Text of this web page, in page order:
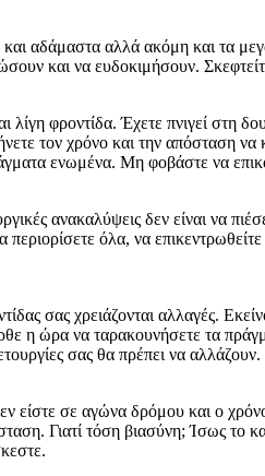
και αδάμαστα αλλά ακόμη και τα
και να ευδοκιμήσουν.
λίγη φροντίδα. Έχετε πνιγεί στη
τον χρόνο και την απόσταση
ενωμένα. Μη φοβάστε να
ανακαλύψεις δεν είναι να
περιορίσετε όλα, να
σας χρειάζονται αλλαγές.
η ώρα να ταρακουνήσετε τα
σας θα πρέπει να αλλάζουν.
είστε σε αγώνα δρόμου και ο
Γιατί τόση βιασύνη; Ίσως το